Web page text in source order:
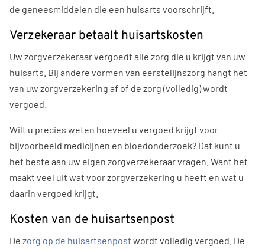
de geneesmiddelen die een huisarts voorschrijft.
Verzekeraar betaalt huisartskosten
Uw zorgverzekeraar vergoedt alle zorg die u krijgt van uw
huisarts. Bij andere vormen van eerstelijnszorg hangt het
van uw zorgverzekering af of de zorg (volledig) wordt
vergoed.
Wilt u precies weten hoeveel u vergoed krijgt voor
bijvoorbeeld medicijnen en bloedonderzoek? Dat kunt u
het beste aan uw eigen zorgverzekeraar vragen. Want het
maakt veel uit wat voor zorgverzekering u heeft en wat u
daarin vergoed krijgt.
Kosten van de huisartsenpost
De zorg op de huisartsenpost wordt volledig vergoed. De